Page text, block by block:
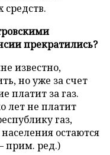
прекратились?
известно,
но уже за счет
платит за газ.
лет не платит
газ,
остаются
прим. ред.)